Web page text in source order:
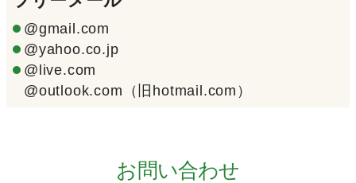
@gmail.com
@yahoo.co.jp
@live.com
@outlook.com（旧hotmail.com）
お問い合わせ